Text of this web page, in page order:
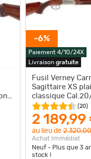
-6%
Paiement 4/10/24X
Livraison gratuite
Fusil Verney
Sagittaire XS
classique
de 71Cm
(20)
2 189,99
au lieu de2
Achat Immédiat
Neuf - Plus que 3
stock !